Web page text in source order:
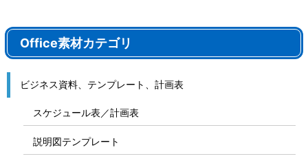
Office素材カテゴリ
ビジネス資料、テンプレート、計画表
スケジュール表／計画表
説明図テンプレート